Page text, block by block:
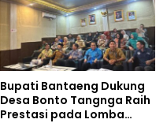
Bupati Bantaeng Dukung
Desa Bonto Tangnga Raih
Prestasi pada Lomba